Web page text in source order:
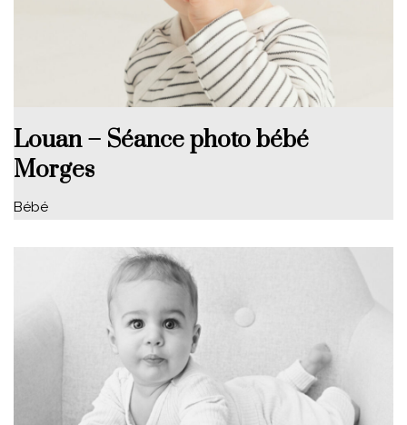
Louan – Séance photo bébé
Morges
Bébé